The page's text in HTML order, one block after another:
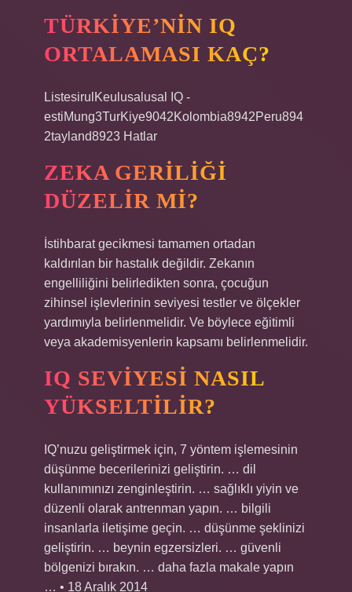
TÜRKIYE’NIN IQ
ORTALAMASI KAÇ?
ListesirulKeulusalusal IQ -
estiMung3TurKiye9042Kolombia8942Peru894
2tayland8923 Hatlar
ZEKA GERILIĞI
DÜZELIR MI?
İstihbarat gecikmesi tamamen ortadan
kaldırılan bir hastalık değildir. Zekanın
engelliliğini belirledikten sonra, çocuğun
zihinsel işlevlerinin seviyesi testler ve ölçekler
yardımıyla belirlenmelidir. Ve böylece eğitimli
veya akademisyenlerin kapsamı belirlenmelidir.
IQ SEVIYESI NASIL
YÜKSELTILIR?
IQ’nuzu geliştirmek için, 7 yöntem işlemesinin
düşünme becerilerinizi geliştirin. … dil
kullanımınızı zenginleştirin. … sağlıklı yiyin ve
düzenli olarak antrenman yapın. … bilgili
insanlarla iletişime geçin. … düşünme şeklinizi
geliştirin. … beynin egzersizleri. … güvenli
bölgenizi bırakın. … daha fazla makale yapın
… • 18 Aralık 2014